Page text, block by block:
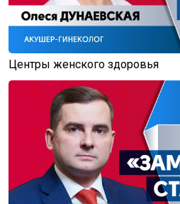
Центры женского здоровья